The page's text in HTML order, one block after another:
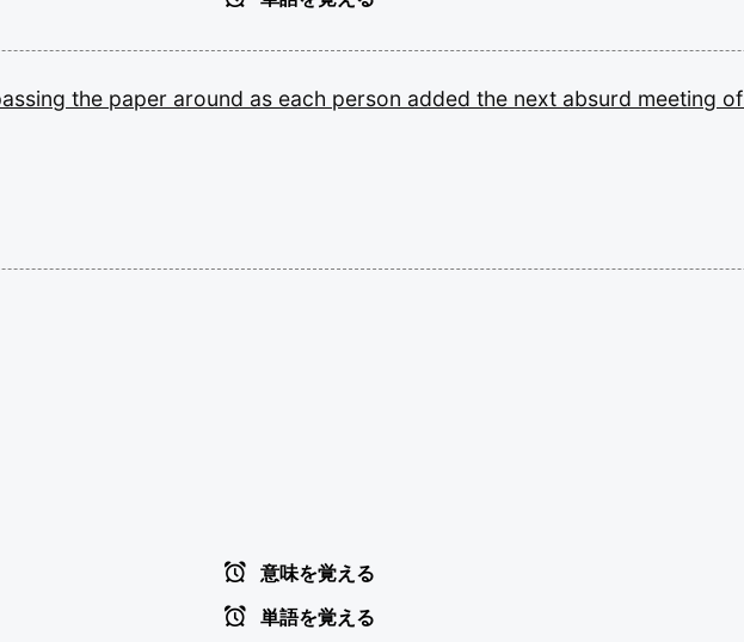
the paper around as each person added the next absurd meeting of
意味を覚える
単語を覚える